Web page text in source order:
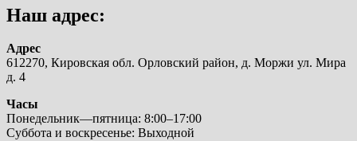
Наш адрес:
Адрес
612270, Кировская обл. Орловский район, д. Моржи ул. Мира
д. 4
Часы
Понедельник—пятница: 8:00–17:00
Суббота и воскресенье: Выходной